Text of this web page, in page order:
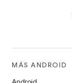
MÁS ANDROID